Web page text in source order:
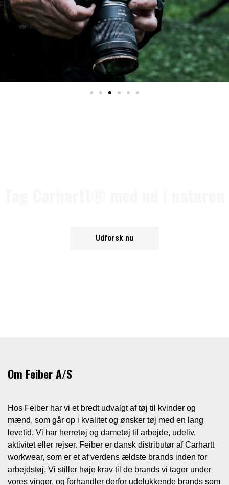
Udforsk nu
Om Feiber A/S
Hos Feiber har vi et bredt udvalgt af tøj til kvinder og
mænd, som går op i kvalitet og ønsker tøj med en lang
levetid. Vi har herretøj og dametøj til arbejde, udeliv,
aktivitet eller rejser. Feiber er dansk distributør af Carhartt
workwear, som er et af verdens ældste brands inden for
arbejdstøj. Vi stiller høje krav til de brands vi tager under
vores vinger, og forhandler derfor udelukkende brands som